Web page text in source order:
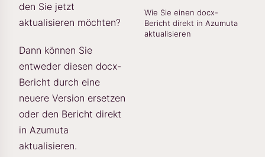
den Sie jetzt
aktualisieren möchten?
Dann können Sie
entweder diesen docx-
Bericht durch eine
neuere Version ersetzen
oder den Bericht direkt
in Azumuta
aktualisieren.
Wie Sie einen docx-
Bericht direkt in Azumuta
aktualisieren